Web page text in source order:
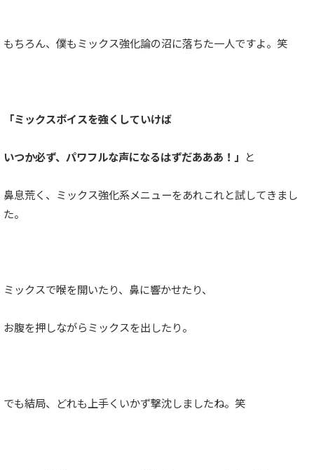
もちろん、僕もミックス強化論の沼に落ちた一人ですよ。笑
「ミックスボイスを強くしていけば
いつか必ず、パワフルな声になるはずだあああ！」 と
鼻息荒く、ミックス強化系メニューをあれこれと試してきまし
た。
ミックスで喉を開いたり、鼻に響かせたり、
お腹を押しながらミックスを出したり。
でも結局、どれも上手くいかず撃沈しましたね。笑